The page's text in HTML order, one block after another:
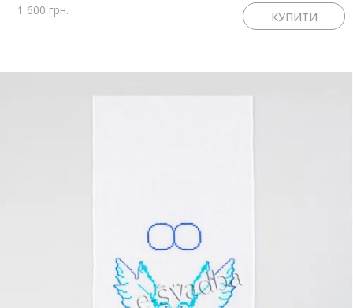
1 600 грн.